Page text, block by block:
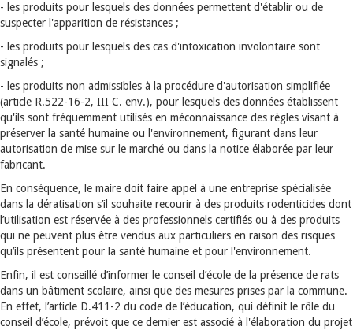
- les produits pour lesquels des données permettent d'établir ou de
suspecter l'apparition de résistances ;
- les produits pour lesquels des cas d'intoxication involontaire sont
signalés ;
- les produits non admissibles à la procédure d'autorisation simplifiée
(article R.522-16-2, III C. env.), pour lesquels des données établissent
qu'ils sont fréquemment utilisés en méconnaissance des règles visant à
préserver la santé humaine ou l'environnement, figurant dans leur
autorisation de mise sur le marché ou dans la notice élaborée par leur
fabricant.
En conséquence, le maire doit faire appel à une entreprise spécialisée
dans la dératisation s’il souhaite recourir à des produits rodenticides dont
l’utilisation est réservée à des professionnels certifiés ou à des produits
qui ne peuvent plus être vendus aux particuliers en raison des risques
qu’ils présentent pour la santé humaine et pour l'environnement.
Enfin, il est conseillé d’informer le conseil d’école de la présence de rats
dans un bâtiment scolaire, ainsi que des mesures prises par la commune.
En effet, l’article D.411-2 du code de l’éducation, qui définit le rôle du
conseil d’école, prévoit que ce dernier est associé à l'élaboration du projet